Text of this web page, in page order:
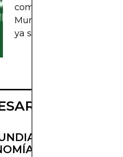
comience una nueva
Mundial está cerca… y la
ya se siente.
2026
DEPORTIVA?